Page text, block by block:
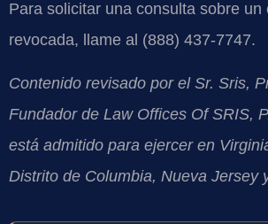
Para solicitar una consulta sobre un
revocada, llame al (888) 437-7747.
Contenido revisado por el Sr. Sris,
Fundador de Law Offices Of SRIS,
está admitido para ejercer en
Distrito de Columbia, Nueva Jersey